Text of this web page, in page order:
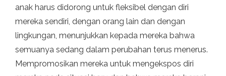
anak harus didorong untuk fleksibel dengan diri
mereka sendiri, dengan orang lain dan dengan
lingkungan, menunjukkan kepada mereka bahwa
semuanya sedang dalam perubahan terus menerus.
Mempromosikan mereka untuk mengekspos diri